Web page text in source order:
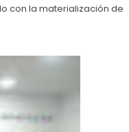
con la materialización de